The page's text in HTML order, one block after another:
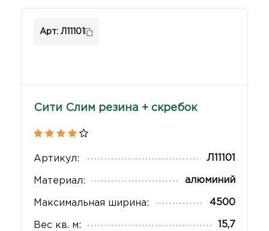
Арт: Л11101
Сити Слим резина + скребок
Артикул: Л11101
Материал: алюминий
Максимальная ширина: 4500
Вес кв. м: 15,7